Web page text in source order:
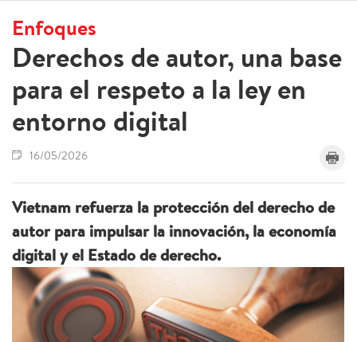
Enfoques
Derechos de autor, una base
para el respeto a la ley en
entorno digital
16/05/2026
Vietnam refuerza la protección del derecho de
autor para impulsar la innovación, la economía
digital y el Estado de derecho.